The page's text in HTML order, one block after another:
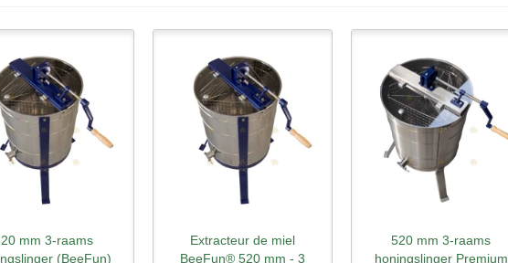
rapide
mm 3-raams
(BeeFun)
Aperçu rapide
Extracteur de miel
BeeFun® 520 mm - 3
Aperçu rapide
520 mm 3-raams
honingslinger Premium